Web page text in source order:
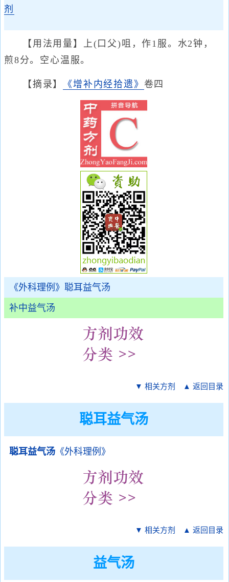
剂
【用法用量】上(口父)咀，作1服。水2钟，
煎8分。空心温服。
【摘录】 《增补内经拾遗》 卷四
《外科理例》聪耳益气汤
补中益气汤
▼ 相关方剂 ▲ 返回目录
聪耳益气汤
聪耳益气汤 《外科理例》
▼ 相关方剂 ▲ 返回目录
益气汤